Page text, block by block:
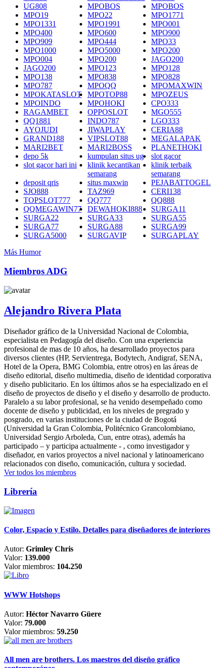
UG808
MPOBOS
MPOBOS
MPO19
MPO22
MPO1771
MPO1331
MPO1991
MPO001
MPO400
MPO600
MPO900
MPO909
MPO444
MPO33
MPO1000
MPO5000
MPO200
MPO004
MPO200
JAGO200
JAGO200
MPO123
MPO128
MPO138
MPO838
MPO828
MPO787
MPOQQ
MPOMAXWIN
MPOKATASLOT
MPOTOP88
MPOZEUS
MPOINDO
MPOHOKI
CPO333
RAGAMBET
OPPOSLOT
MGO555
QQ1881
INDO787
LGO333
AYOJUDI
JIWAPLAY
CERIA88
GRAND188
VIPSLOT88
MEGALAPAK
MARI2BET
MARI2BOSS
PLANETHOKI
depo 5k
kumpulan situs ug
slot gacor
slot gacor hari ini
klinik kecantikan
semarang
klinik terbaik
semarang
deposit qris
situs maxwin
PEJABATTOGEL
SJO888
TAZ969
CERI138
TOPSLOT777
QQ777
QQ888
QQMEGAWIN77
DEWAHOKI888
SURGA11
SURGA22
SURGA33
SURGA55
SURGA77
SURGA88
SURGA99
SURGA5000
SURGAVIP
SURGAPLAY
Más Humor
Miembros ADG
Alejandro Rivera Plata
Diseñador gráfico de la Universidad Nacional de Colombia,
especialista en Pedagogía del diseño. Con una experiencia
profesional de mas de 10 años, ha desarrollado proyectos para
diversos clientes (HP, Servientrega, Bodytech, Andigraf, SENA,
Hotel de la Opera, BMG Colombia, entre otros) en las áreas de
diseño editorial, diseño multimedia, diseño de identidad corporativa
y diseño publicitario. En los últimos años se ha especializado en el
diseño de proyectos de diseño y el diseño y desarrollo de producto.
Paralelo a su labor profesional, se ha venido desempeñado como
docente de diseño y publicidad, en los niveles de pregrado y
posgrado, en varias instituciones de la ciudad de Bogotá
(Universidad la Gran Colombia, Politécnico Grancolombiano,
Universidad Sergio Arboleda, Cun, entre otras), además ha
participado – y participa actualmente - , como investigador y
diseñador, en varios proyectos a nivel nacional y latinoamericano
relacionados con diseño, comunicación, cultura y sociedad.
Ver todos los miembros
Librería
Color, Espacio y Estilo. Detalles para diseñadores de interiores
Autor: Grimley Chris
Valor: 139.000
Valor miembros: 104.250
WWW Hotshops
Autor: Héctor Navarro Güere
Valor: 79.000
Valor miembros: 59.250
All men are brothers. Los maestros del diseño gráfico